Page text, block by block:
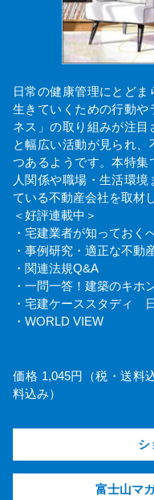
日常の健康管理にとど
生きていくための行動や
ネス」の取り組みが注
と幅広い活動が見られ
つあるようです。本特集
人関係や職場・生活環
ている不動産会社を取材
＜好評連載中＞
・宅建業者が知っておく
・事例研究・適正な不動
・関連法規Q&A
・一問一答！建築のキホ
・宅建ケーススタディ
・WORLD VIEW
価格 1,045円（税・送料
料込み）
シ
富士山マ